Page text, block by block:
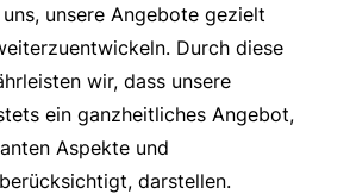
unsere Angebote gezielt
Durch diese
wir, dass unsere
ein ganzheitliches Angebot,
Aspekte und
darstellen.